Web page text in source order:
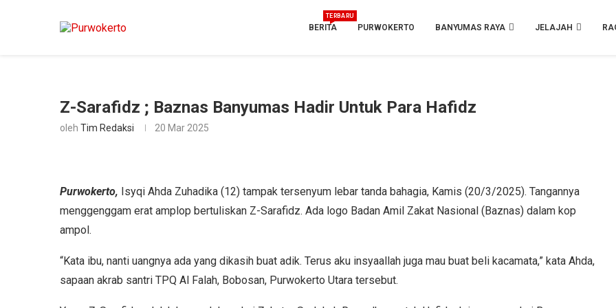
BERITA
TERBARU
PURWOKERTO BANYUMAS RAYA JELAJAH
Z-Sarafidz ; Baznas Banyumas Hadir Untuk Para Hafidz
oleh Tim Redaksi 20 Mar 2025
Purwokerto, Isyqi Ahda Zuhadika (12) tampak tersenyum lebar tanda bahagia, Kamis (20/3/2025). Tangannya
menggenggam erat amplop bertuliskan Z-Sarafidz. Ada logo Badan Amil Zakat Nasional (Baznas) dalam kop
ampol.
“Kata ibu, nanti uangnya ada yang dikasih buat adik. Terus aku insyaallah juga mau buat beli kacamata,” kata Ahda,
sapaan akrab santri TPQ Al Falah, Bobosan, Purwokerto Utara tersebut.